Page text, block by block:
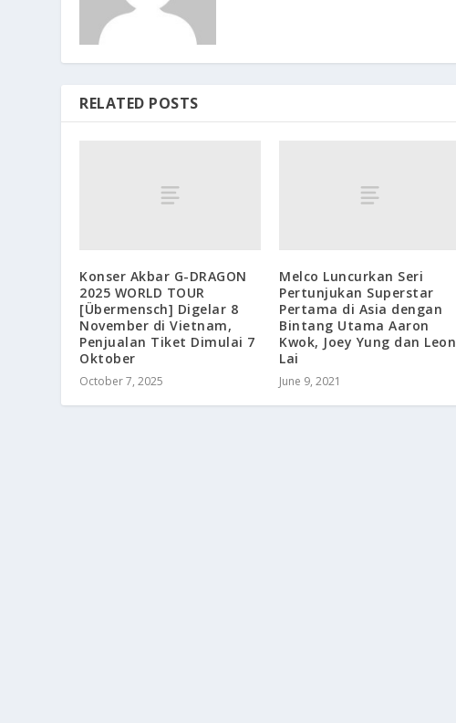
RELATED POSTS
Konser Akbar G-DRAGON
2025 WORLD TOUR
[Übermensch] Digelar 8
November di Vietnam,
Penjualan Tiket Dimulai 7
Oktober
October 7, 2025
Melco Luncurkan Seri
Pertunjukan Superstar
Pertama di Asia dengan
Bintang Utama Aaron
Kwok, Joey Yung dan Leon
Lai
June 9, 2021